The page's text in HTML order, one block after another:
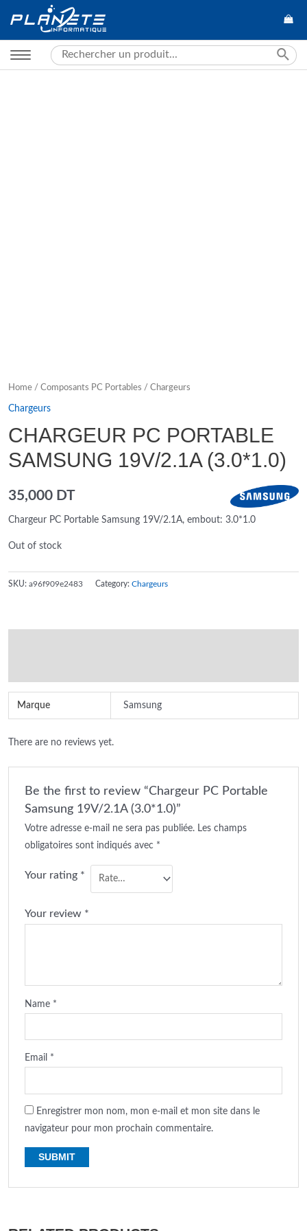
Search
for:
Home / Composants PC Portables / Chargeurs
Chargeurs
CHARGEUR PC PORTABLE
SAMSUNG 19V/2.1A (3.0*1.0)
35,000 DT
Chargeur PC Portable Samsung 19V/2.1A, embout: 3.0*1.0
Out of stock
SKU: a96f909e2483 Category: Chargeurs
Marque Samsung
There are no reviews yet.
Be the first to review “Chargeur PC Portable
Samsung 19V/2.1A (3.0*1.0)”
Votre adresse e-mail ne sera pas publiée. Les champs
obligatoires sont indiqués avec *
Your rating *
Your review *
Name *
Email *
Enregistrer mon nom, mon e-mail et mon site dans le
navigateur pour mon prochain commentaire.